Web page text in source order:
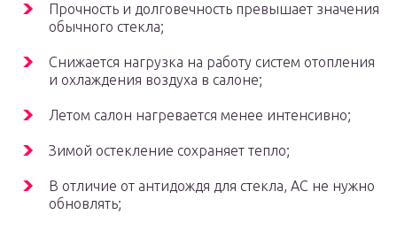
Прочность и долговечность превышает значения
обычного стекла;
Снижается нагрузка на работу систем отопления
и охлаждения воздуха в салоне;
Летом салон нагревается менее интенсивно;
Зимой остекление сохраняет тепло;
В отличие от антидождя для стекла, АС не нужно
обновлять;